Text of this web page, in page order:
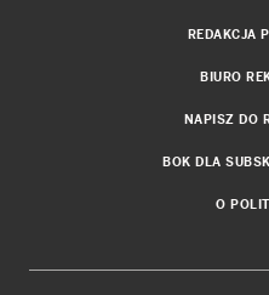
REDAKCJA
BIURO
NAPISZ DO
BOK DLA
O